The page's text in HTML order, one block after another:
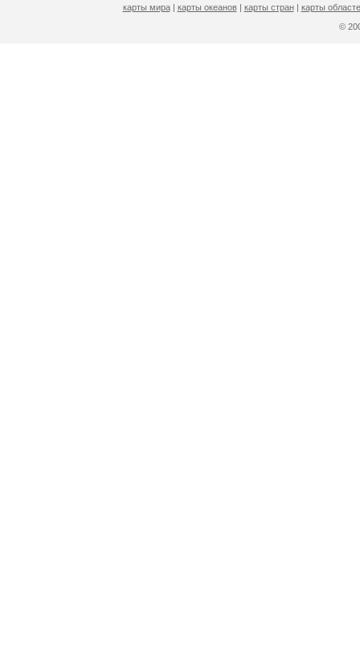
карты мира| карты океанов| карты стран| карты
©